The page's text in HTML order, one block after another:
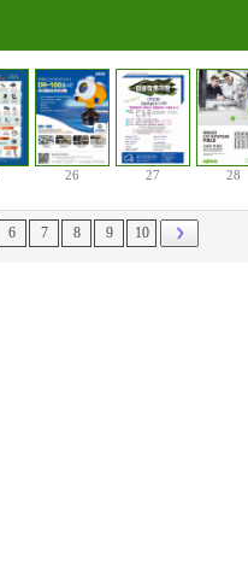
26 27 28
6 7 8 9 10